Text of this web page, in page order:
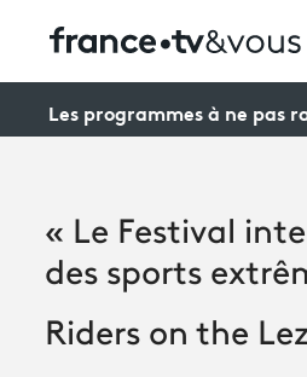
Creators
Les programmes à ne pas
« Le Festival
des sports
Riders on the